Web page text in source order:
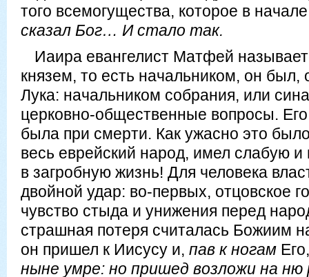
того всемогущества, которое в
сказал Бог… И стало так.
Иаира евангелист Матфей
князем, то есть начальником, он
Лука: начальником собрания, или
церковно-общественные вопросы.
была при смерти. Как ужасно это было
весь еврейский народ, имел слабую
в загробную жизнь! Для человека
двойной удар: во-первых, отцовское
чувство стыда и унижения перед
страшная потеря считалась Божиим
он пришел к Иисусу и, пав к ногам
ныне умре: но пришед возложи на ню